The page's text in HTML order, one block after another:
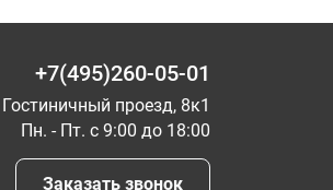
+7(495)260-05-01
проезд, 8к1
Пн. - Пт. с 9:00 до 18:00
Заказать звонок